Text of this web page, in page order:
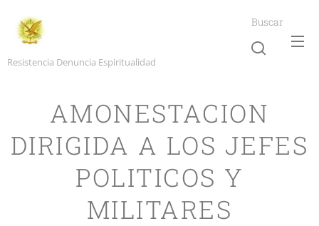
Resistencia Denuncia Espiritualidad
Buscar
AMONESTACION
DIRIGIDA A LOS JEFES
POLITICOS Y
MILITARES